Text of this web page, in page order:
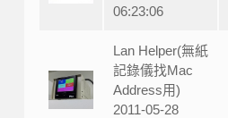
06:23:06
Lan Helper(無紙
記錄儀找Mac
Address用)
2011-05-28